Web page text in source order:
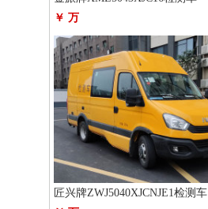
￥ 万
匠兴牌ZWJ5040XJCNJE1检测车